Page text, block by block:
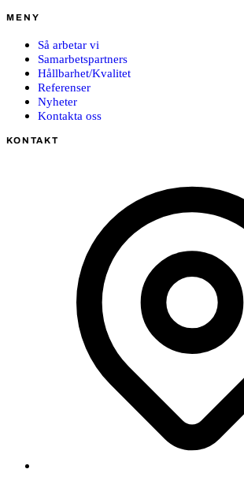
MENY
Så arbetar vi
Samarbetspartners
Hållbarhet/Kvalitet
Referenser
Nyheter
Kontakta oss
KONTAKT